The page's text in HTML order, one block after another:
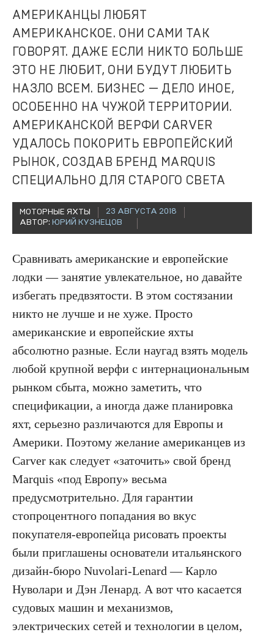
АМЕРИКАНЦЫ ЛЮБЯТ
АМЕРИКАНСКОЕ. ОНИ САМИ ТАК
ГОВОРЯТ. ДАЖЕ ЕСЛИ НИКТО БОЛЬШЕ
ЭТО НЕ ЛЮБИТ, ОНИ БУДУТ ЛЮБИТЬ
НАЗЛО ВСЕМ. БИЗНЕС — ДЕЛО ИНОЕ,
ОСОБЕННО НА ЧУЖОЙ ТЕРРИТОРИИ.
АМЕРИКАНСКОЙ ВЕРФИ CARVER
УДАЛОСЬ ПОКОРИТЬ ЕВРОПЕЙСКИЙ
РЫНОК, СОЗДАВ БРЕНД MARQUIS
СПЕЦИАЛЬНО ДЛЯ СТАРОГО СВЕТА
МОТОРНЫЕ ЯХТЫ
23 АВГУСТА 2018
АВТОР: ЮРИЙ КУЗНЕЦОВ
Сравнивать американские и европейские
лодки — занятие увлекательное, но давайте
избегать предвзятости. В этом состязании
никто не лучше и не хуже. Просто
американские и европейские яхты
абсолютно разные. Если наугад взять модель
любой крупной верфи с интернациональным
рынком сбыта, можно заметить, что
спецификации, а иногда даже планировка
яхт, серьезно различаются для Европы и
Америки. Поэтому желание американцев из
Carver как следует «заточить» свой бренд
Marquis «под Европу» весьма
предусмотрительно. Для гарантии
стопроцентного попадания во вкус
покупателя-европейца рисовать проекты
были приглашены основатели итальянского
дизайн-бюро Nuvolari-Lenard — Карло
Нуволари и Дэн Ленард. А вот что касается
судовых машин и механизмов,
электрических сетей и технологии в целом,